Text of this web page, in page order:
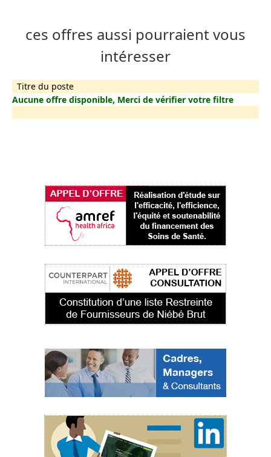
ces offres aussi pourraient vous
intéresser
Titre du poste
Aucune offre disponible, Merci de vérifier votre filtre